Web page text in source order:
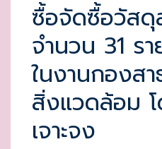
E
D
N
ซื้อจัดซื้อวัสดุ
จำนวน 31 ร
ในงานกองส
สิ่งแวดล้อม โ
เจาะจง